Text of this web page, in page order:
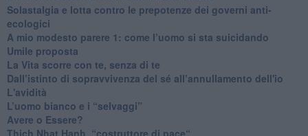
Solastalgia e lotta contro le prepotenze dei governi anti-
ecologici
​A mio modesto parere 1: come l’uomo si sta suicidando
​Umile proposta
​La Vita scorre con te, senza di te
​Dall’istinto di sopravvivenza del sé all’annullamento dell'io
L'avidità
​L’uomo bianco e i “selvaggi”
​Avere o Essere?
​Thich Nhat Hanh, “costruttore di pace“